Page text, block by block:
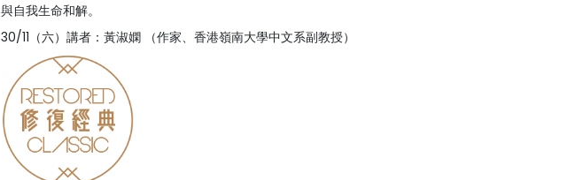
與自我生命和解。
30/11（六）講者：黃淑嫻 （作家、香港嶺南大學中文系副教授）